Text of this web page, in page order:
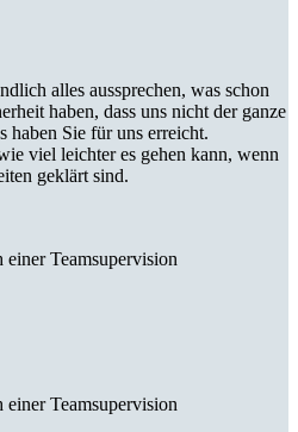
alles aussprechen, was schon
haben, dass uns nicht der ganze
haben Sie für uns erreicht.
viel leichter es gehen kann, wenn
geklärt sind.
Teamsupervision
Teamsupervision